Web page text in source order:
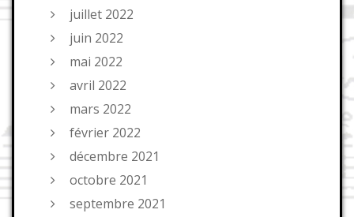
juillet 2022
juin 2022
mai 2022
avril 2022
mars 2022
février 2022
décembre 2021
octobre 2021
septembre 2021